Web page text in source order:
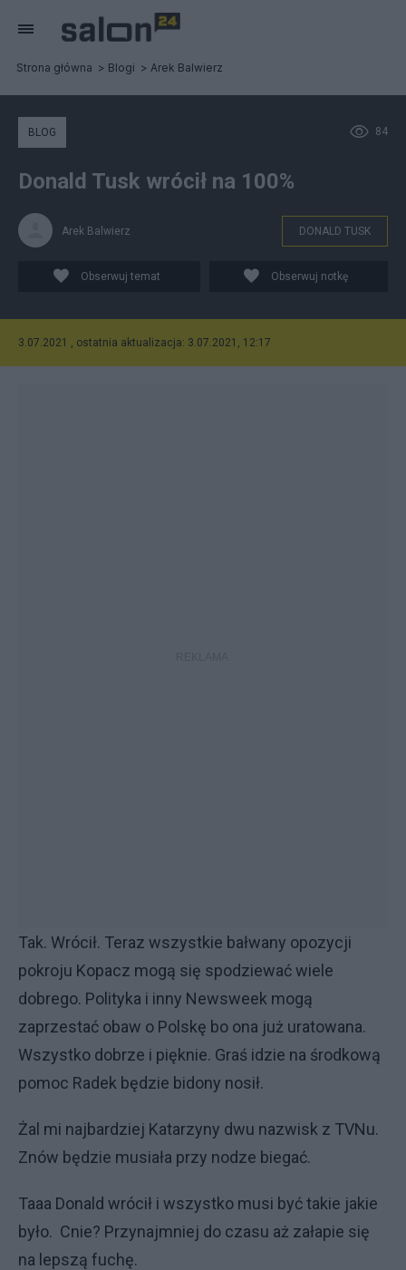
Strona główna Blogi Arek Balwierz
84
BLOG
Donald Tusk wrócił na 100%
Arek Balwierz DONALD TUSK
Obserwuj temat Obserwuj notkę
3.07.2021 , ostatnia aktualizacja: 3.07.2021, 12:17
Tak. Wrócił. Teraz wszystkie bałwany opozycji
pokroju Kopacz mogą się spodziewać wiele
dobrego. Polityka i inny Newsweek mogą
zaprzestać obaw o Polskę bo ona już uratowana.
Wszystko dobrze i pięknie. Graś idzie na środkową
pomoc Radek będzie bidony nosił.
Żal mi najbardziej Katarzyny dwu nazwisk z TVNu.
Znów będzie musiała przy nodze biegać.
Taaa Donald wrócił i wszystko musi być takie jakie
było. Cnie? Przynajmniej do czasu aż załapie się
na lepszą fuchę.